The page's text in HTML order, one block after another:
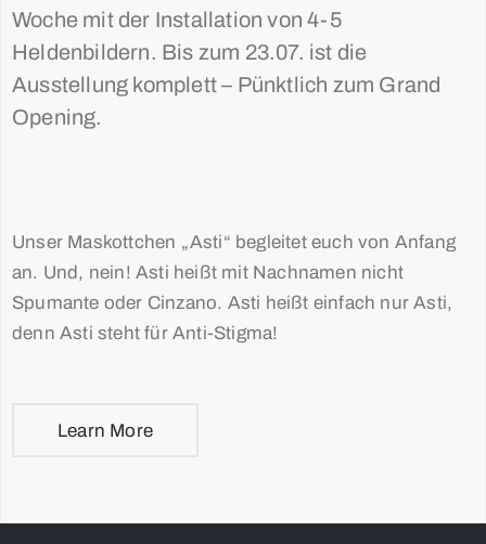
Woche mit der Installation von 4-5
Heldenbildern. Bis zum 23.07. ist die
Ausstellung komplett – Pünktlich zum Grand
Opening.
Unser Maskottchen „Asti“ begleitet euch von Anfang
an. Und, nein! Asti heißt mit Nachnamen nicht
Spumante oder Cinzano. Asti heißt einfach nur Asti,
denn Asti steht für Anti-Stigma!
Learn More